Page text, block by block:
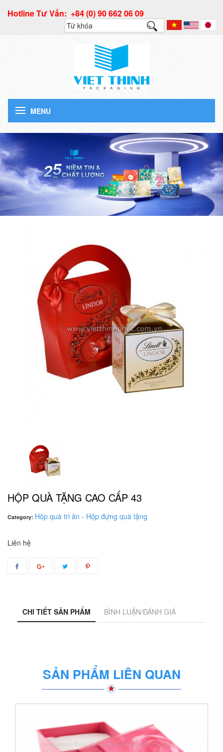
Hotline Tư Vấn: +84 (0) 90 662 06 09
MENU
HỘP QUÀ TẶNG CAO CẤP 43
Category: Hộp quà tri ân - Hộp đựng quà tặng
Liên hệ
CHI TIẾT SẢN PHẨM BÌNH LUẬN/ĐÁNH GIÁ
SẢN PHẨM LIÊN QUAN